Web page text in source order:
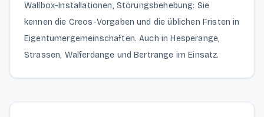
Wallbox-Installationen, Störungsbehebung: Sie
kennen die Creos-Vorgaben und die üblichen Fristen in
Eigentümergemeinschaften. Auch in Hesperange,
Strassen, Walferdange und Bertrange im Einsatz.